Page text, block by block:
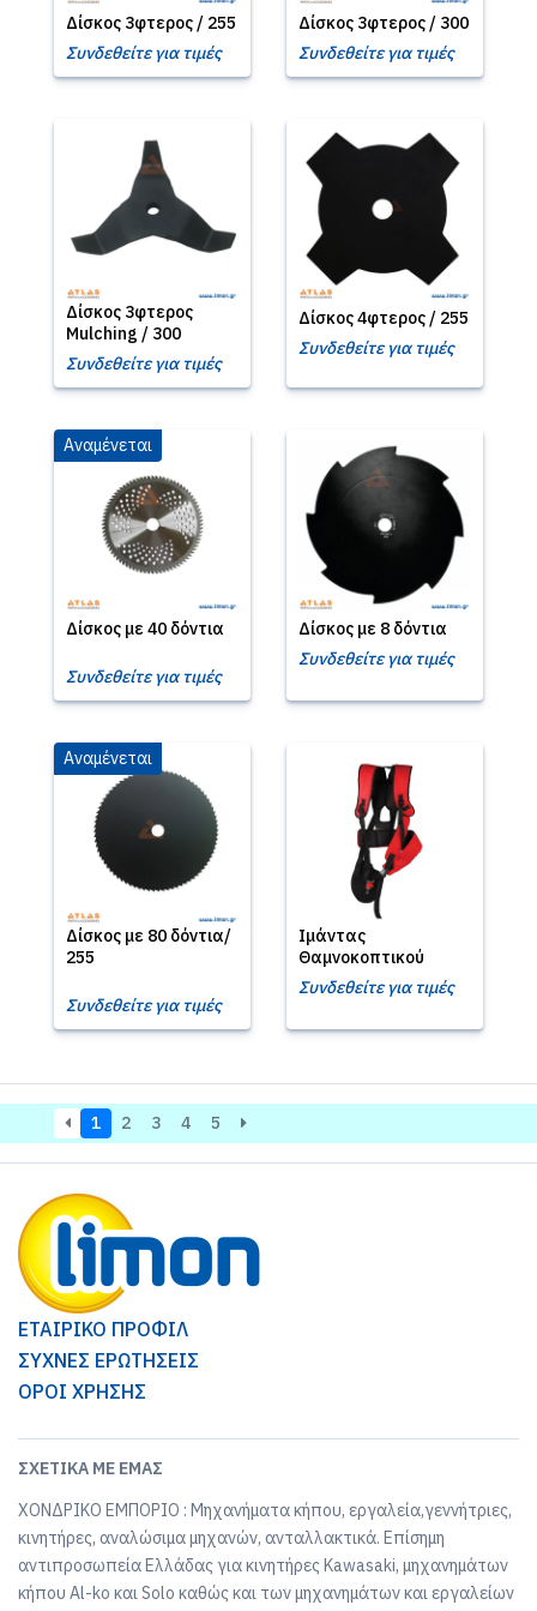
Δίσκος 3φτερος / 255
Συνδεθείτε για τιμές
Δίσκος 3φτερος / 300
Συνδεθείτε για τιμές
Δίσκος 3φτερος
Mulching / 300
Συνδεθείτε για τιμές
Δίσκος 4φτερος / 255
Συνδεθείτε για τιμές
Δίσκος με 40 δόντια
Αναμένεται
Συνδεθείτε για τιμές
Δίσκος με 8 δόντια
Συνδεθείτε για τιμές
Δίσκος με 80 δόντια/
255
Αναμένεται
Συνδεθείτε για τιμές
Ιμάντας
Θαμνοκοπτικού
Συνδεθείτε για τιμές
1 2 3 4 5
ΕΤΑΙΡΙΚΟ ΠΡΟΦΙΛ
ΣΥΧΝΕΣ ΕΡΩΤΗΣΕΙΣ
ΟΡΟΙ ΧΡΗΣΗΣ
ΣΧΕΤΙΚΆ ΜΕ ΕΜΆΣ
ΧΟΝΔΡΙΚΟ ΕΜΠΟΡΙΟ : Μηχανήματα κήπου, εργαλεία,γεννήτριες,
κινητήρες, αναλώσιμα μηχανών, ανταλλακτικά. Επίσημη
αντιπροσωπεία Ελλάδας για κινητήρες Kawasaki, μηχανημάτων
κήπου Al-ko και Solo καθώς και των μηχανημάτων και εργαλείων